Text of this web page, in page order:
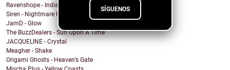
SÍGUENOS
Ravenshope - Indian Summer
Siren - Nightmare Paradise
JamD - Glow
The BuzzDealers - Sun Upon A Time
JACQUELINE - Crystal
Meagher - Shake
Origami Ghosts - Heaven’s Gate